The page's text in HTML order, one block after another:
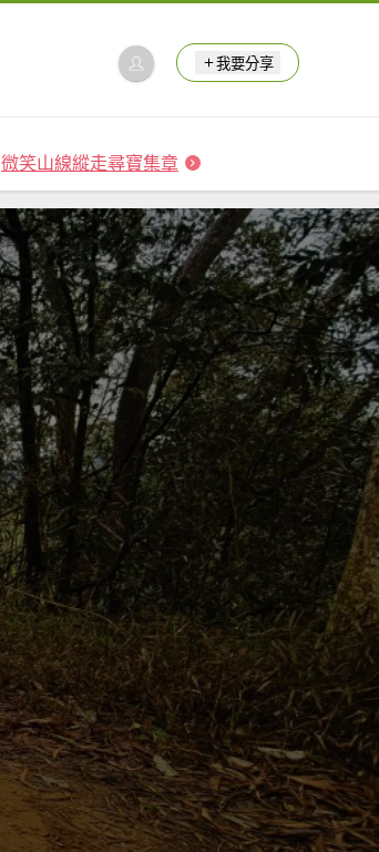
我要分享
微笑山線縱走尋寶集章